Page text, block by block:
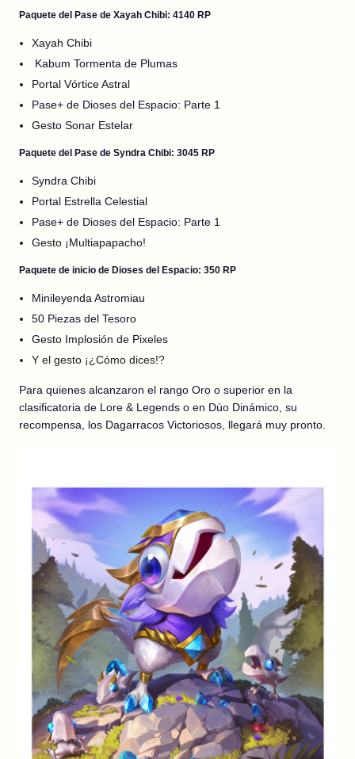
Paquete del Pase de Xayah Chibi: 4140 RP
Xayah Chibi
Kabum Tormenta de Plumas
Portal Vórtice Astral
Pase+ de Dioses del Espacio: Parte 1
Gesto Sonar Estelar
Paquete del Pase de Syndra Chibi: 3045 RP
Syndra Chibi
Portal Estrella Celestial
Pase+ de Dioses del Espacio: Parte 1
Gesto ¡Multiapapacho!
Paquete de inicio de Dioses del Espacio: 350 RP
Minileyenda Astromiau
50 Piezas del Tesoro
Gesto Implosión de Pixeles
Y el gesto ¡¿Cómo dices!?
Para quienes alcanzaron el rango Oro o superior en la
clasificatoria de Lore & Legends o en Dúo Dinámico, su
recompensa, los Dagarracos Victoriosos, llegará muy pronto.